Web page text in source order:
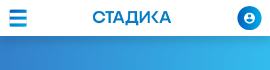
Программы Соединённые Штаты Камден